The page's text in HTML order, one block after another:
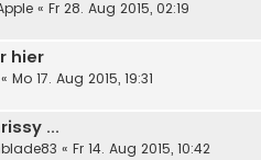
« Fr 28. Aug 2015, 02:19
hier
« Mo 17. Aug 2015, 19:31
...
« Fr 14. Aug 2015, 10:42